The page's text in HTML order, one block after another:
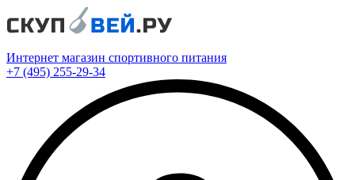
Интернет магазин спортивного питания
+7 (495) 255-29-34